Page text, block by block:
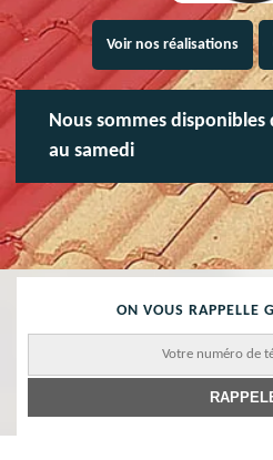
Voir nos réalisations
Nous sommes
au samedi
ON VOUS RAPPELLE